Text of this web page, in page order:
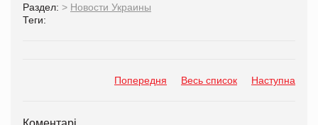
Раздел: > Новости Украины
Теги:
Попередня Весь список Наступна